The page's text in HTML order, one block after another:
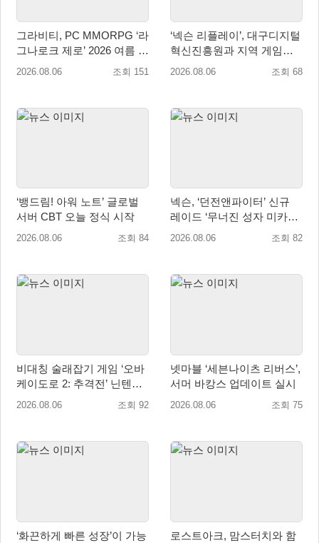
그라비티, PC MMORPG ‘라
그나로크 제로’ 2026 여름 프
로모션 진행!
2026.08.06 조회 151
‘넥슨 리플레이’, 대구디지털
혁신진흥원과 지역 게임산
업 육성 위한 업무협약 체결
2026.08.06 조회 68
‘뱅드림! 아워 노트’ 글로벌
서버 CBT 오늘 정식 시작
2026.08.06 조회 84
넥슨, ‘던전앤파이터’ 신규
레이드 ‘무너진 성자 미카엘
라’ 업데이트!
2026.08.06 조회 82
비대칭 술래잡기 게임 ‘오바
케이도로 2: 추격전’ 닌텐도
eShop 출시
2026.08.06 조회 92
넷마블 ‘세븐나이츠 리버스’,
서머 바캉스 업데이트 실시
2026.08.06 조회 75
‘화끈하게 빠른 성장’이 가능
로스트아크, 맘스터치와 함